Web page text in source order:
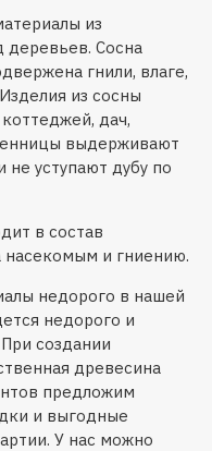
из
деревьев. Сосна
гнили, влаге,
из сосны
дач,
выдерживают
уступают дубу по
в состав
и гниению.
недорого в нашей
недорого и
создании
древесина
предложим
и выгодные
У нас можно